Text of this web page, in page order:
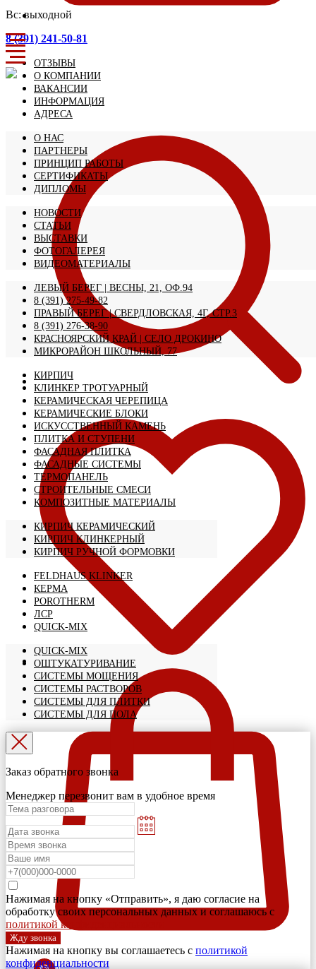
Вс: выходной
8 (391) 241-50-81
ОТЗЫВЫ
О КОМПАНИИ
ВАКАНСИИ
ИНФОРМАЦИЯ
АДРЕСА
О НАС
ПАРТНЕРЫ
ПРИНЦИП РАБОТЫ
СЕРТИФИКАТЫ
ДИПЛОМЫ
НОВОСТИ
СТАТЬИ
ВЫСТАВКИ
ФОТОГАЛЕРЕЯ
ВИДЕОМАТЕРИАЛЫ
ЛЕВЫЙ БЕРЕГ | ВЕСНЫ, 21, ОФ.94
8 (391) 275-49-82
ПРАВЫЙ БЕРЕГ | СВЕРДЛОВСКАЯ, 4Г, СТР.3
8 (391) 276-38-90
КРАСНОЯРСКИЙ КРАЙ | CЕЛО ДРОКИНО
МИКРОРАЙОН ШКОЛЬНЫЙ, 77
КИРПИЧ
КЛИНКЕР ТРОТУАРНЫЙ
КЕРАМИЧЕСКАЯ ЧЕРЕПИЦА
КЕРАМИЧЕСКИЕ БЛОКИ
ИСКУССТВЕННЫЙ КАМЕНЬ
ПЛИТКА И СТУПЕНИ
ФАСАДНАЯ ПЛИТКА
ФАСАДНЫЕ СИСТЕМЫ
ТЕРМОПАНЕЛЬ
СТРОИТЕЛЬНЫЕ СМЕСИ
КОМПОЗИТНЫЕ МАТЕРИАЛЫ
КИРПИЧ КЕРАМИЧЕСКИЙ
КИРПИЧ КЛИНКЕРНЫЙ
КИРПИЧ РУЧНОЙ ФОРМОВКИ
FELDHAUS KLINKER
КЕРМА
POROTHERM
ЛСР
QUICK-MIX
QUICK-MIX
ОШТУКАТУРИВАНИЕ
СИСТЕМЫ МОЩЕНИЯ
СИСТЕМЫ РАСТВОРОВ
СИСТЕМЫ ДЛЯ ПЛИТКИ
СИСТЕМЫ ДЛЯ ПОЛА
Заказ обратного звонка
Менеджер перезвонит вам в удобное время
Нажимая на кнопку «Отправить», я даю согласие на
обработку своих персональных данных и соглашаюсь с
политикой конфиденциальности
Жду звонка
Нажимая на кнопку вы соглашаетесь с политикой
конфиденциальности